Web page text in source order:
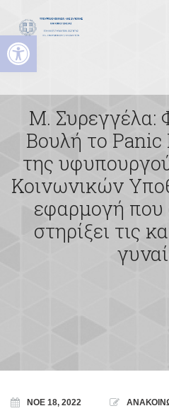
Ανοίξτε τη γραμμή εργαλείων
Μ. Συρεγγέλα:
Βουλή το Panic
της
Κοινωνικών
εφαρμογή που
στηρίξει τις
ΝΟΈ 18, 2022